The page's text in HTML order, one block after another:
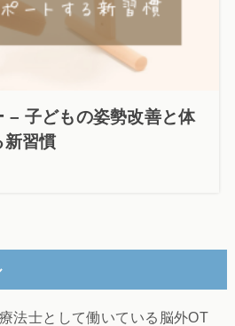
– 子どもの姿勢改善と体
新習慣
法士として働いている脳外OT